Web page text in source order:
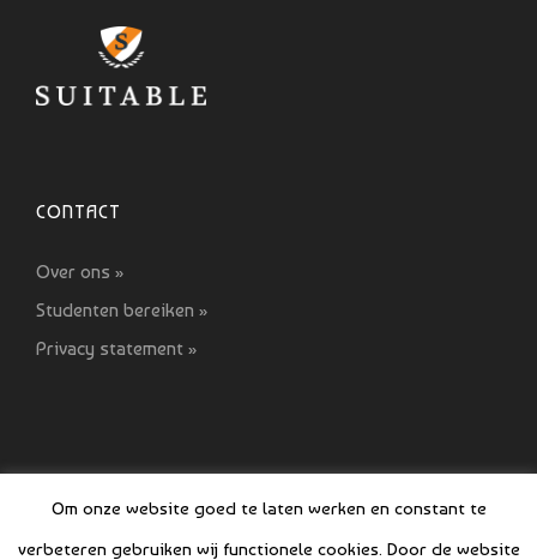
CONTACT
Over ons »
Studenten bereiken »
Privacy statement »
Om onze website goed te laten werken en constant te
verbeteren gebruiken wij functionele cookies. Door de website